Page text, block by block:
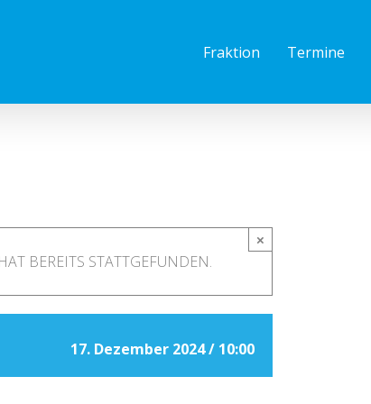
Fraktion Termine
×
BEREITS STATTGEFUNDEN.
17. Dezember 2024 / 10:00